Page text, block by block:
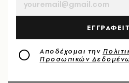
Αποδέχομαι την
Προσωπικών